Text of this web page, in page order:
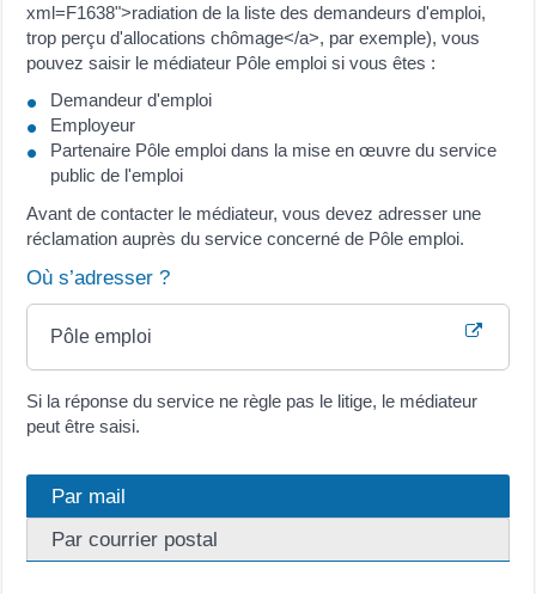
xml=F1638">radiation de la liste des demandeurs d'emploi,
trop perçu d'allocations chômage</a>, par exemple), vous
pouvez saisir le médiateur Pôle emploi si vous êtes :
Demandeur d'emploi
Employeur
Partenaire Pôle emploi dans la mise en œuvre du service
public de l'emploi
Avant de contacter le médiateur, vous devez adresser une
réclamation auprès du service concerné de Pôle emploi.
Où s’adresser ?
Pôle emploi
Si la réponse du service ne règle pas le litige, le médiateur
peut être saisi.
Par mail
Par courrier postal